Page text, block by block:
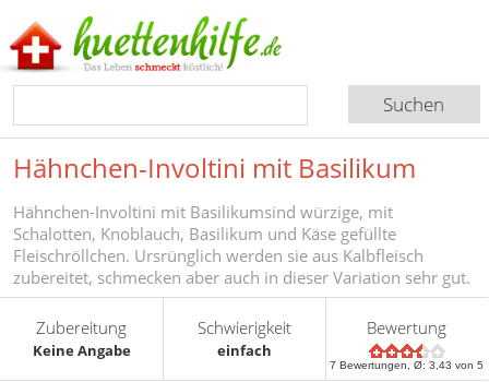
Hähnchen-Involtini mit Basilikum
Hähnchen-Involtini mit Basilikumsind würzige, mit
Schalotten, Knoblauch, Basilikum und Käse gefüllte
Fleischröllchen. Ursrünglich werden sie aus Kalbfleisch
zubereitet, schmecken aber auch in dieser Variation sehr gut.
Zubereitung
Keine Angabe
Schwierigkeit
einfach
Bewertung
7 Bewertungen, Ø:3,43 von 5